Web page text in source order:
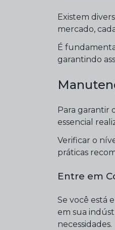
Existem
mercado,
É
garantindo
Para garantir
essencial
Verificar o
práticas
Entre em
Se você está
em sua
necessidades.